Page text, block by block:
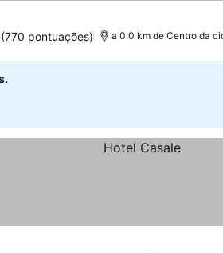
(770 pontuações) a 0.0 km de Centro da